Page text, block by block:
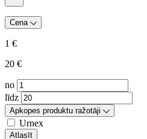
Cena
1 €
20 €
no
līdz
Apkopes produktu ražotāji
Urnex
Atlasīt